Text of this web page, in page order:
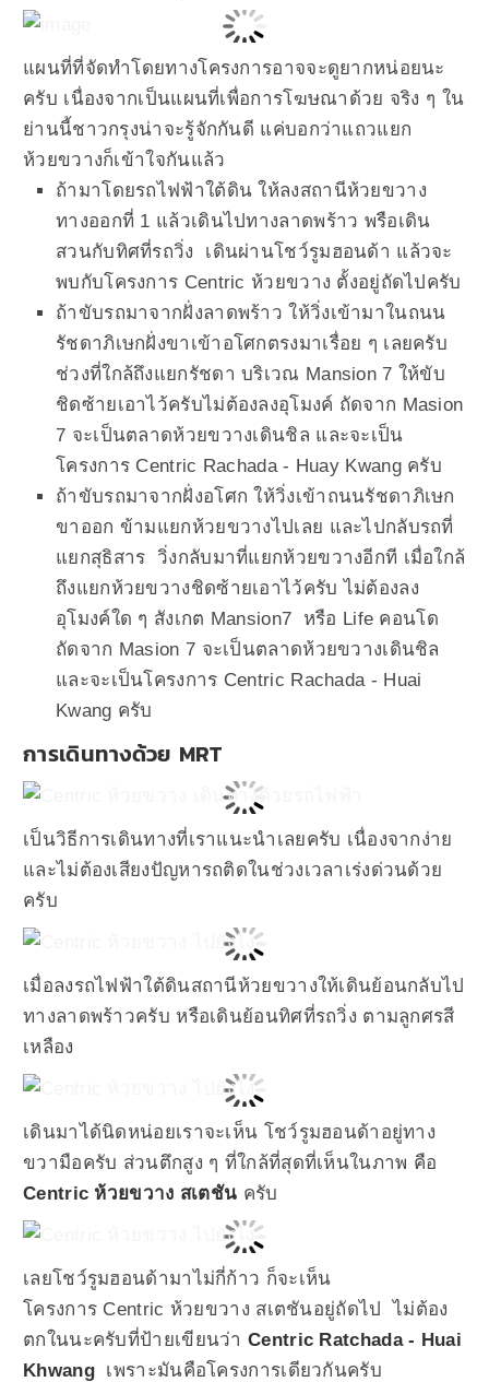
แผนที่ที่จัดทำโดยทางโครงการอาจจะดูยากหน่อยนะ
ครับ เนื่องจากเป็นแผนที่เพื่อการโฆษณาด้วย จริง ๆ ใน
ย่านนี้ชาวกรุงน่าจะรู้จักกันดี แค่บอกว่าแถวแยก
ห้วยขวางก็เข้าใจกันแล้ว
ถ้ามาโดยรถไฟฟ้าใต้ดิน ให้ลงสถานีห้วยขวาง
ทางออกที่ 1 แล้วเดินไปทางลาดพร้าว พรือเดิน
สวนกับทิศที่รถวิ่ง เดินผ่านโชว์รูมฮอนด้า แล้วจะ
พบกับโครงการ Centric ห้วยขวาง ตั้งอยู่ถัดไปครับ
ถ้าขับรถมาจากฝั่งลาดพร้าว ให้วิ่งเข้ามาในถนน
รัชดาภิเษกฝั่งขาเข้าอโศกตรงมาเรื่อย ๆ เลยครับ
ช่วงที่ใกล้ถึงแยกรัชดา บริเวณ Mansion 7 ให้ขับ
ชิดซ้ายเอาไว้ครับไม่ต้องลงอุโมงค์ ถัดจาก Masion
7 จะเป็นตลาดห้วยขวางเดินชิล และจะเป็น
โครงการ Centric Rachada - Huay Kwang ครับ
ถ้าขับรถมาจากฝั่งอโศก ให้วิ่งเข้าถนนรัชดาภิเษก
ขาออก ข้ามแยกห้วยขวางไปเลย และไปกลับรถที่
แยกสุธิสาร วิ่งกลับมาที่แยกห้วยขวางอีกที เมื่อใกล้
ถึงแยกห้วยขวางชิดซ้ายเอาไว้ครับ ไม่ต้องลง
อุโมงค์ใด ๆ สังเกต Mansion7 หรือ Life คอนโด
ถัดจาก Masion 7 จะเป็นตลาดห้วยขวางเดินชิล
และจะเป็นโครงการ Centric Rachada - Huai
Kwang ครับ
การเดินทางด้วย MRT
เป็นวิธีการเดินทางที่เราแนะนำเลยครับ เนื่องจากง่าย
และไม่ต้องเสียงปัญหารถติดในช่วงเวลาเร่งด่วนด้วย
ครับ
เมื่อลงรถไฟฟ้าใต้ดินสถานีห้วยขวางให้เดินย้อนกลับไป
ทางลาดพร้าวครับ หรือเดินย้อนทิศที่รถวิ่ง ตามลูกศรสี
เหลือง
เดินมาได้นิดหน่อยเราจะเห็น โชว์รูมฮอนด้าอยู่ทาง
ขวามือครับ ส่วนตึกสูง ๆ ที่ใกล้ที่สุดที่เห็นในภาพ คือ
Centric ห้วยขวาง สเตชัน ครับ
เลยโชว์รูมฮอนด้ามาไม่กี่ก้าว ก็จะเห็น
โครงการ Centric ห้วยขวาง สเตชันอยู่ถัดไป ไม่ต้อง
ตกในนะครับที่ป้ายเขียนว่าCentric Ratchada - Huai
Khwangเพราะมันคือโครงการเดียวกันครับ